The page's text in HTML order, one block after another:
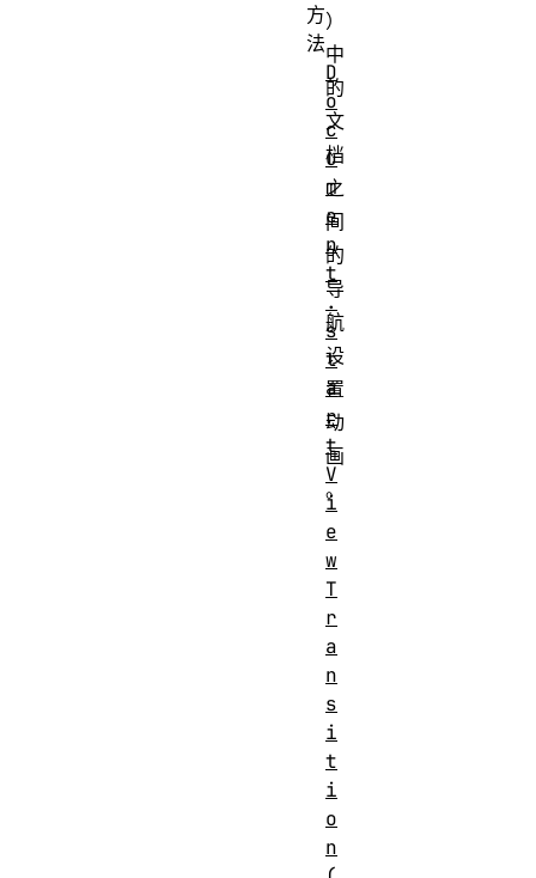
）
中
的
文
档
之
间
的
导
航
设
置
动
画
。
方
法
D
o
c
u
m
e
n
t
.
s
t
a
r
t
V
i
e
w
T
r
a
n
s
i
t
i
o
n